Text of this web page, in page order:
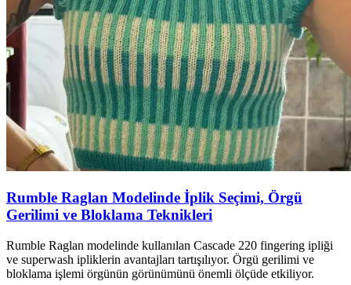
Rumble Raglan Modelinde İplik Seçimi, Örgü
Gerilimi ve Bloklama Teknikleri
Rumble Raglan modelinde kullanılan Cascade 220 fingering ipliği
ve superwash ipliklerin avantajları tartışılıyor. Örgü gerilimi ve
bloklama işlemi örgünün görünümünü önemli ölçüde etkiliyor.